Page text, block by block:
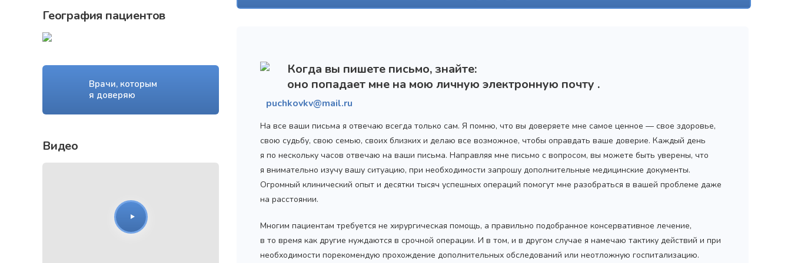
География пациентов
Врачи, которым
я доверяю
Видео
Когда вы пишете письмо, знайте:
оно попадает мне на мою личную электронную почту .
puchkovkv@mail.ru
На все ваши письма я отвечаю всегда только сам. Я помню, что вы доверяете мне самое ценное — свое здоровье,
свою судьбу, свою семью, своих близких и делаю все возможное, чтобы оправдать ваше доверие. Каждый день
я по нескольку часов отвечаю на ваши письма. Направляя мне письмо с вопросом, вы можете быть уверены, что
я внимательно изучу вашу ситуацию, при необходимости запрошу дополнительные медицинские документы.
Огромный клинический опыт и десятки тысяч успешных операций помогут мне разобраться в вашей проблеме даже
на расстоянии.
Многим пациентам требуется не хирургическая помощь, а правильно подобранное консервативное лечение,
в то время как другие нуждаются в срочной операции. И в том, и в другом случае я намечаю тактику действий и при
необходимости порекомендую прохождение дополнительных обследований или неотложную госпитализацию.